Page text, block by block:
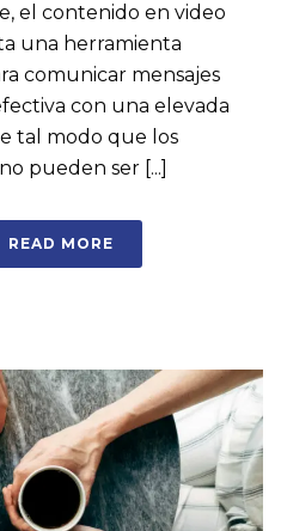
el contenido en video
una herramienta
comunicar mensajes
con una elevada
tal modo que los
pueden ser [...]
READ MORE